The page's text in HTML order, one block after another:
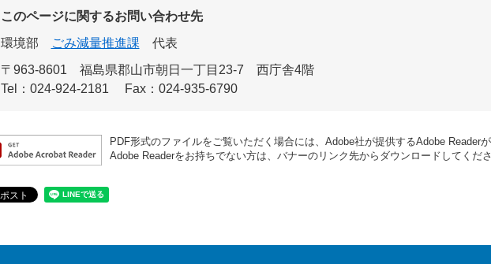
このページに関するお問い合わせ先
環境部
ごみ減量推進課
代表
〒963-8601
福島県郡山市朝日一丁目23-7 西庁舎4階
Tel：024-924-2181
Fax：024-935-6790
PDF形式のファイルをご覧いただく場合には、Adobe社が提供するAdobe Readerが
Adobe Readerをお持ちでない方は、バナーのリンク先からダウンロードしてくださ